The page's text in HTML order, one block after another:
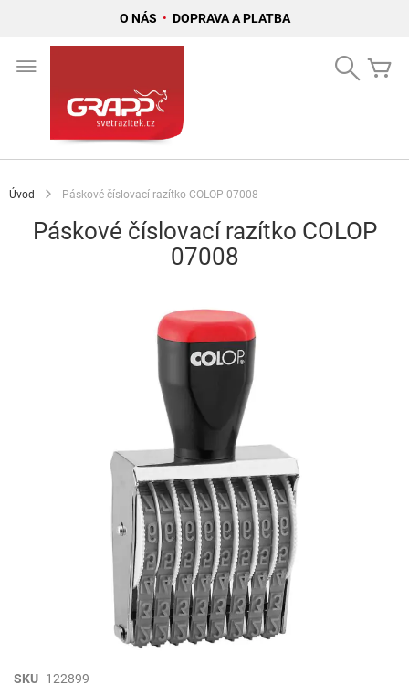
O NÁS • DOPRAVA A PLATBA
Search
Úvod Páskové číslovací razítko COLOP 07008
Páskové číslovací razítko COLOP
07008
Přeskočit
SKU 122899